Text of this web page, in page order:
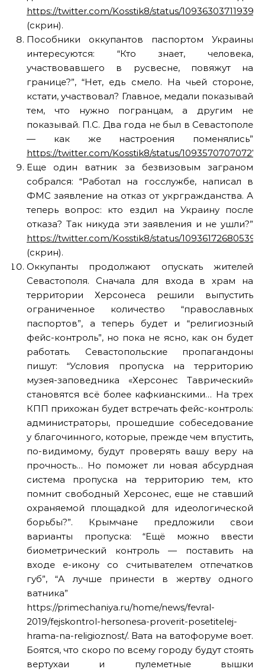
https://twitter.com/Kosstik8/status/
(скрин).
Пособники оккупантов паспортом Украины
интересуются: “Кто знает, человека,
участвовавшего в русвесне, повяжут на
границе?”, “Нет, едь смело. На чьей стороне,
кстати, участвовал? Главное, медали показывай
тем, что нужно погранцам, а другим не
показывай. П.С. Два года не был в Севастополе
— как же настроения поменялись”
https://twitter.com/Kosstik8/status/
Еще один ватник за безвизовым заграном
собрался: “Работал на госслужбе, написал в
ФМС заявление на отказ от укргражданства. А
теперь вопрос: кто ездил на Украину после
отказа? Так никуда эти заявления и не ушли?”
https://twitter.com/Kosstik8/status/
(скрин).
Оккупанты продолжают опускать жителей
Севастополя. Сначала для входа в храм на
территории Херсонеса решили выпустить
ограниченное количество “православных
паспортов”, а теперь будет и “религиозный
фейс-контроль”, но пока не ясно, как он будет
работать. Севастопольские пропагандоны
пишут: “Условия пропуска на территорию
музея-заповедника «Херсонес Таврический»
становятся всё более кафкианскими… На трех
КПП прихожан будет встречать фейс-контроль:
администраторы, прошедшие собеседование
у благочинного, которые, прежде чем впустить,
по-видимому, будут проверять вашу веру на
прочность… Но поможет ли новая абсурдная
система пропуска на территорию тем, кто
помнит свободный Херсонес, еще не ставший
охраняемой площадкой для идеологической
борьбы?”. Крымчане предложили свои
варианты пропуска: “Ещё можно ввести
биометрический контроль — поставить на
входе e-икону со считывателем отпечатков
губ”, “А лучше принести в жертву одного
ватника”
https://primechaniya.ru/home/news/fevral-
2019/fejskontrol-hersonesa-proverit-posetitelej-
hrama-na-religioznost/. Вата на ватофоруме воет.
Боятся, что скоро по всему городу будут стоять
вертухаи и пулеметные вышки